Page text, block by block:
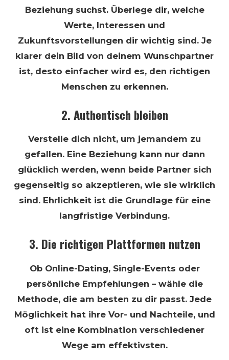
Beziehung suchst. Überlege dir, welche
Werte, Interessen und
Zukunftsvorstellungen dir wichtig sind. Je
klarer dein Bild von deinem Wunschpartner
ist, desto einfacher wird es, den richtigen
Menschen zu erkennen.
2. Authentisch bleiben
Verstelle dich nicht, um jemandem zu
gefallen. Eine Beziehung kann nur dann
glücklich werden, wenn beide Partner sich
gegenseitig so akzeptieren, wie sie wirklich
sind. Ehrlichkeit ist die Grundlage für eine
langfristige Verbindung.
3. Die richtigen Plattformen nutzen
Ob Online-Dating, Single-Events oder
persönliche Empfehlungen – wähle die
Methode, die am besten zu dir passt. Jede
Möglichkeit hat ihre Vor- und Nachteile, und
oft ist eine Kombination verschiedener
Wege am effektivsten.